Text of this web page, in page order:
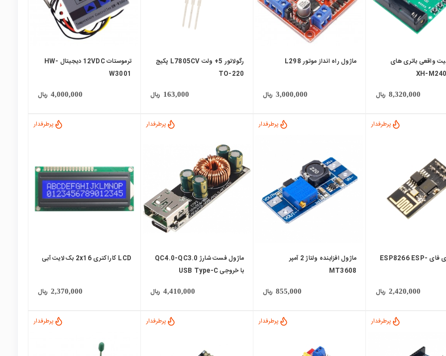
واقعی باتری های
8,320,000 ریال
ماژول راه انداز موتور L298
3,000,000 ریال
رگولاتور 5+ ولت L7805CV پکیج
TO-220
163,000 ریال
ترموستات 12VDC دیجیتال HW-
W3001
4,000,000 ریال
پرطرفدار
ماژول وای فای ESP8266 ESP-
2,420,000 ریال
پرطرفدار
ماژول افزاینده ولتاژ 2 آمپر
MT3608
855,000 ریال
پرطرفدار
ماژول فست شارژ QC4.0-QC3.0
با خروجی USB Type-C
4,410,000 ریال
پرطرفدار
LCD کاراکتری 2x16 بک لایت آبی
2,370,000 ریال
پرطرفدار پرطرفدار پرطرفدار پرطرفدار